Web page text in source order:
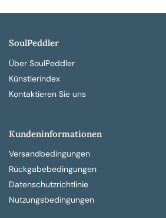
SoulPeddler
Über SoulPeddler
Künstlerindex
Kontaktieren Sie uns
Kundeninformationen
Versandbedingungen
Rückgabebedingungen
Datenschutzrichtlinie
Nutzungsbedingungen